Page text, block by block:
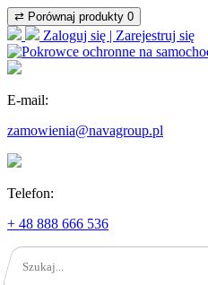
⇄ Porównaj produkty 0
Zaloguj się | Zarejestruj się
E-mail:
zamowienia@navagroup.pl
Telefon:
+ 48 888 666 536